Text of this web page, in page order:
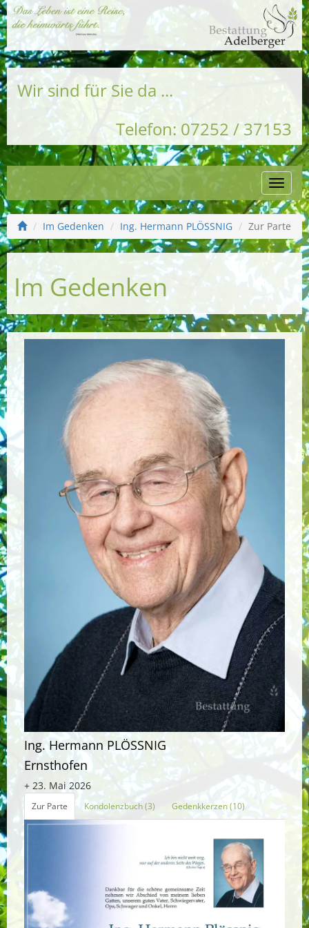
Wir sind für Sie da ...
Telefon: 07252 / 37153
Im Gedenken Ing. Hermann PLÖSSNIG Zur Parte
Im Gedenken
Ing. Hermann PLÖSSNIG
Ernsthofen
+ 23. Mai 2026
Zur Parte Kondolenzbuch (3) Gedenkkerzen (10)